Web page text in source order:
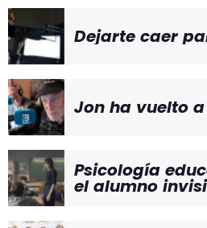
Dejarte caer
Jon ha vuelto
Psicología
el alumno